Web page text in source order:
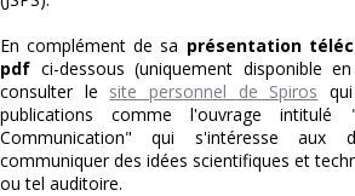
En complément de sa présentation
pdf ci-dessous (uniquement disponible
consulter le site personnel de Spiros
publications comme l'ouvrage
Communication" qui s'intéresse aux
communiquer des idées scientifiques et
ou tel auditoire.